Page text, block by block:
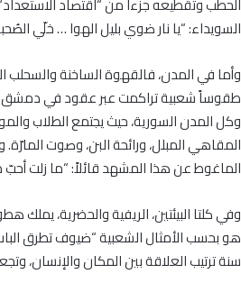
السويداء: “يا نار ضوي بليل الهوا… خلّي
وأما في المدن، فالقهوةالساخنة والسحلب
طقوساًشعبيةتراكمت عبر عقود في دمشق
وكل المدن السورية، حيث يجتمع الطلاب
المقاهي المبلل،ورائحة البن، وصوت المارّة.
الماغوط عن هذا المشهد قائلاً: “ما زلت
وفي كلتا البيئتين، الريفية والحضرية،
هوبحسب الأمثال الشعبية“ضيوف تطرق
سنةترتيب العلاقة بين المكان والإنسان،